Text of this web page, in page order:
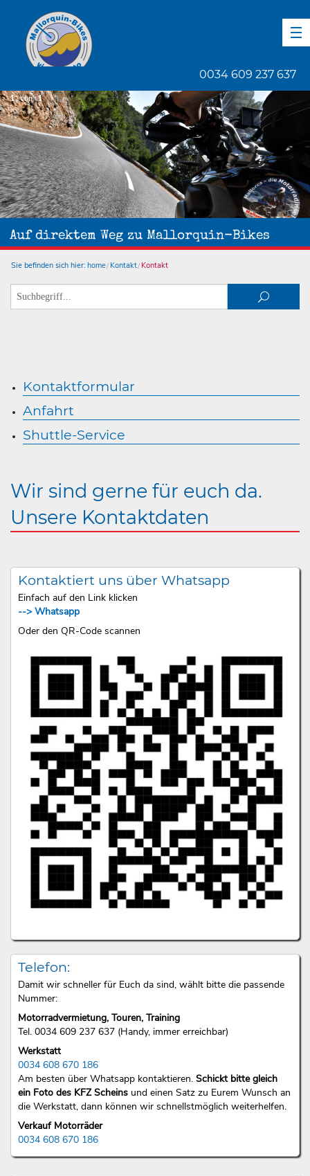
0034 609 237 637
Auf direktem Weg zu Mallorquin-Bikes
1 von 1
Sie befinden sich hier: home Kontakt Kontakt
Kontaktformular
Anfahrt
Shuttle-Service
Wir sind gerne für euch da.
Unsere Kontaktdaten
Kontaktiert uns über Whatsapp
Einfach auf den Link klicken
--> Whatsapp
Oder den QR-Code scannen
Telefon:
Damit wir schneller für Euch da sind, wählt bitte die passende
Nummer:
Motorradvermietung, Touren, Training
Tel. 0034 609 237 637 (Handy, immer erreichbar)
Werkstatt
0034 608 670 186
Am besten über Whatsapp kontaktieren. Schickt bitte gleich
ein Foto des KFZ Scheinsund einen Satz zu Eurem Wunsch an
die Werkstatt, dann können wir schnellstmöglich weiterhelfen.
Verkauf Motorräder
0034 608 670 186